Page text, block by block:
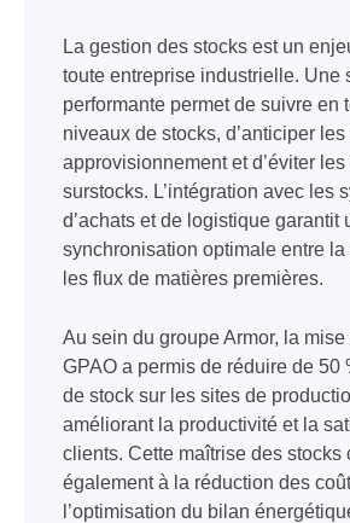
La gestion des stocks est un
toute entreprise industrielle. Une
performante permet de suivre en
niveaux de stocks, d’anticiper
approvisionnement et d’éviter
surstocks. L’intégration avec les
d’achats et de logistique garantit
synchronisation optimale entre
les flux de matières premières.
Au sein du groupe Armor, la
GPAO a permis de réduire de 50
de stock sur les sites de
améliorant la productivité et la
clients. Cette maîtrise des stocks
également à la réduction des
l’optimisation du bilan